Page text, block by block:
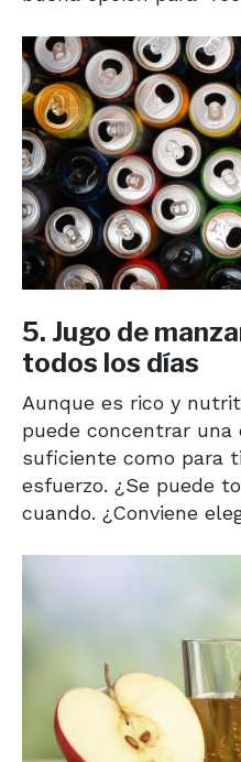
5. Jugo de
todos los días
Aunque es rico y
puede concentrar una
suficiente como para
esfuerzo. ¿Se puede
cuando. ¿Conviene